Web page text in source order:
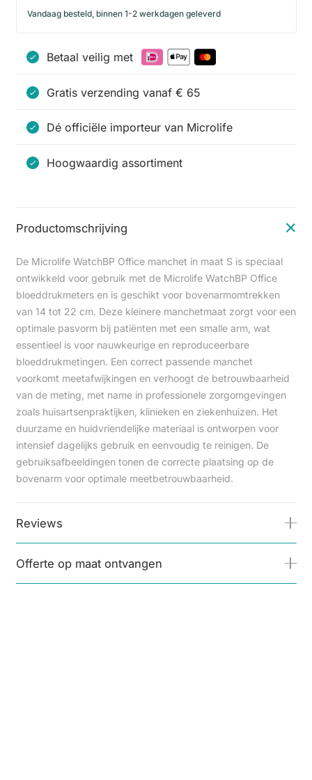
Vandaag besteld, binnen 1-2 werkdagen geleverd
Betaal veilig met
Gratis verzending vanaf € 65
Dé officiële importeur van Microlife
Hoogwaardig assortiment
Productomschrijving
De Microlife WatchBP Office manchet in maat S is speciaal
ontwikkeld voor gebruik met de Microlife WatchBP Office
bloeddrukmeters en is geschikt voor bovenarmomtrekken
van 14 tot 22 cm. Deze kleinere manchetmaat zorgt voor een
optimale pasvorm bij patiënten met een smalle arm, wat
essentieel is voor nauwkeurige en reproduceerbare
bloeddrukmetingen. Een correct passende manchet
voorkomt meetafwijkingen en verhoogt de betrouwbaarheid
van de meting, met name in professionele zorgomgevingen
zoals huisartsenpraktijken, klinieken en ziekenhuizen. Het
duurzame en huidvriendelijke materiaal is ontworpen voor
intensief dagelijks gebruik en eenvoudig te reinigen. De
gebruiksafbeeldingen tonen de correcte plaatsing op de
bovenarm voor optimale meetbetrouwbaarheid.
Reviews
Offerte op maat ontvangen